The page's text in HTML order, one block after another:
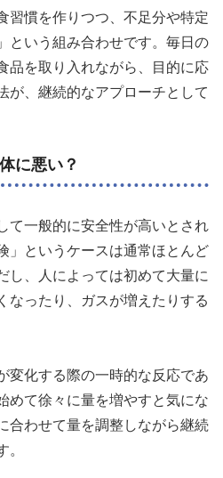
習慣を作りつつ、不足分や特定
という組み合わせです。毎日の
品を取り入れながら、目的に応
が、継続的なアプローチとして
に悪い？
て一般的に安全性が高いとされ
」というケースは通常ほとんど
し、人によっては初めて大量に
なったり、ガスが増えたりする
変化する際の一時的な反応であ
めて徐々に量を増やすと気にな
合わせて量を調整しながら継続
。